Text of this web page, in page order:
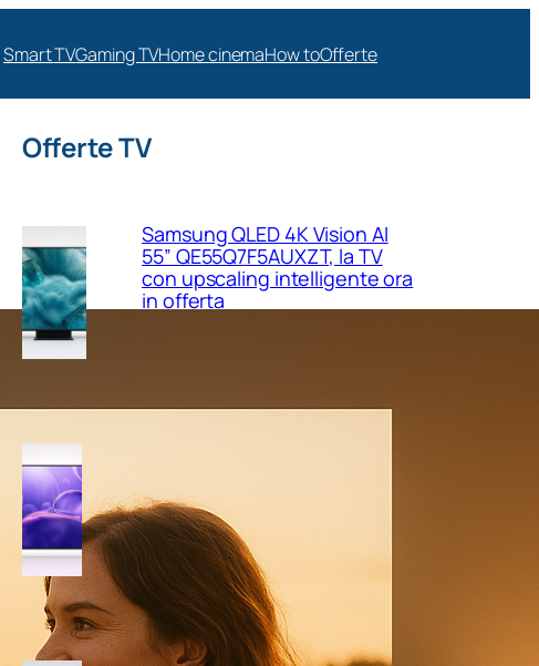
Smart TVGaming TVHome cinemaHow toOfferte
Offerte TV
Samsung QLED 4K Vision AI
55” QE55Q7F5AUXZT, la TV
con upscaling intelligente ora
in offerta
sottile e luminosa in forte
sconto su Amazon